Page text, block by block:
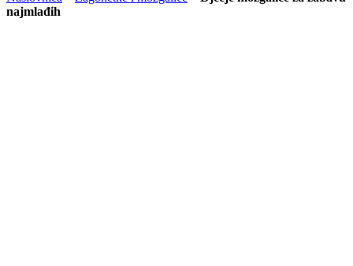
najmlađih